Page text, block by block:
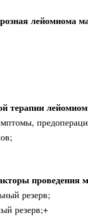
лейомиома
терапии
проведения
резерв;
резерв;+